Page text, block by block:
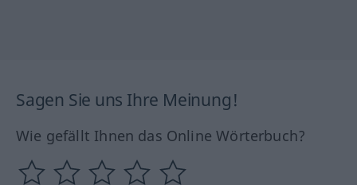
Sagen Sie uns Ihre Meinung!
Wie gefällt Ihnen das Online Wörterbuch?